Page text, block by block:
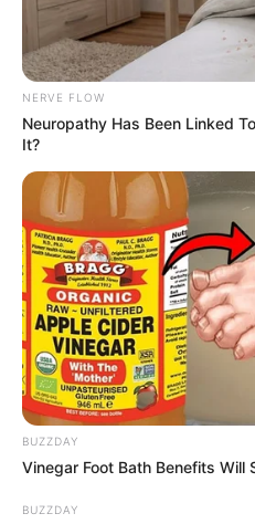
Aneh di Dunia, Ada yang
Sejarah Bataviasche
Nouvelles, Koran Pertama
yang Terbit di Indonesia
NERVE FLOW
Neuropathy Has Been Linked
It?
BUZZDAY
Vinegar Foot Bath Benefits Will
BUZZDAY